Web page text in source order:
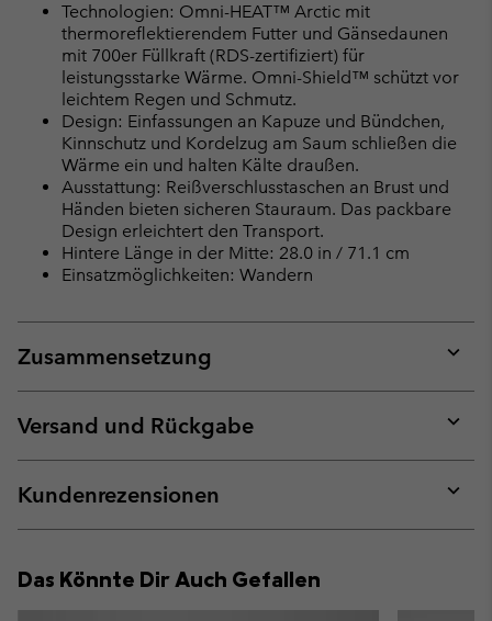
Technologien: Omni-HEAT™ Arctic mit
thermoreflektierendem Futter und Gänsedaunen
mit 700er Füllkraft (RDS-zertifiziert) für
leistungsstarke Wärme. Omni-Shield™ schützt vor
leichtem Regen und Schmutz.
Design: Einfassungen an Kapuze und Bündchen,
Kinnschutz und Kordelzug am Saum schließen die
Wärme ein und halten Kälte draußen.
Ausstattung: Reißverschlusstaschen an Brust und
Händen bieten sicheren Stauraum. Das packbare
Design erleichtert den Transport.
Hintere Länge in der Mitte: 28.0 in / 71.1 cm
Einsatzmöglichkeiten: Wandern
Zusammensetzung
or
Versand und Rückgabe
or
Kundenrezensionen
or
Das Könnte Dir Auch Gefallen